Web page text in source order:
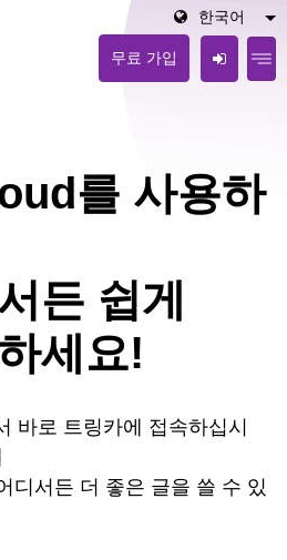
무료 가입
한국어
를 사용하
든 쉽게
세요!
바로 트링카에 접속하십시
디서든 더 좋은 글을 쓸 수 있